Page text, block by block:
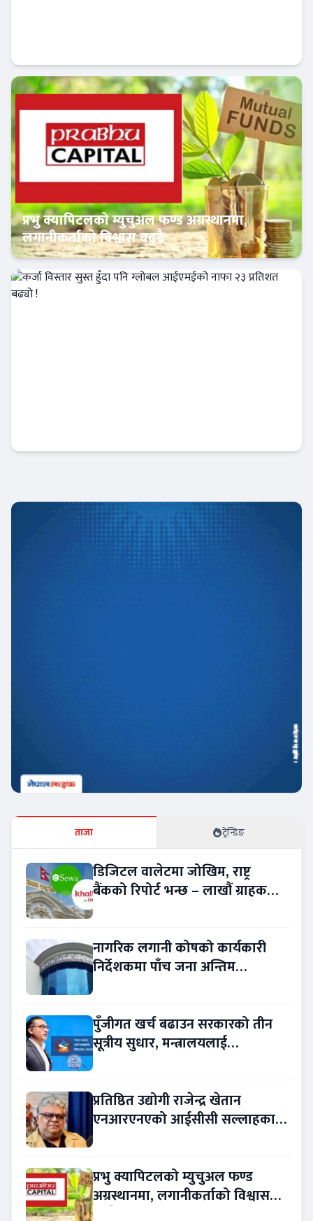
Banner News
Banner News
प्रभु क्यापिटलको म्युचुअल फण्ड अग्रस्थानमा,
लगानीकर्ताको विश्वास बढ्दै
ताजा ट्रेन्डिङ
डिजिटल वालेटमा जोखिम, राष्ट्र
बैंकको रिपोर्ट भन्छ – लाखौं ग्राहकको
नागरिक लगानी कोषको कार्यकारी
निर्देशकमा पाँच जना अन्तिम
पुँजीगत खर्च बढाउन सरकारको तीन
सूत्रीय सुधार, मन्त्रालयलाई
प्रतिष्ठित उद्योगी राजेन्द्र खेतान
एनआरएनएको आईसीसी सल्लाहकार
प्रभु क्यापिटलको म्युचुअल फण्ड
अग्रस्थानमा, लगानीकर्ताको विश्वास